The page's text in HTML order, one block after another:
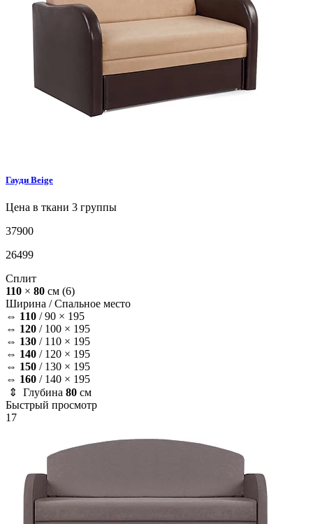
Гауди Beige
Цена в ткани 3 группы
37900
26499
Сплит
110 × 80 см (6)
Ширина /Спальное место
⇔ 110 /90 × 195
⇔ 120 / 100 × 195
⇔ 130 / 110 × 195
⇔ 140 / 120 × 195
⇔ 150 / 130 × 195
⇔ 160 / 140 × 195
⇕ Глубина 80 см
Быстрый просмотр
17